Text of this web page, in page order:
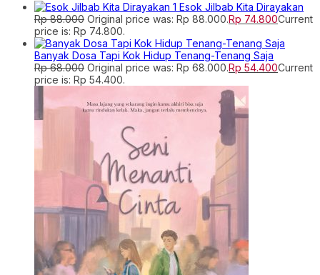
Esok Jilbab Kita Dirayakan
Rp88.000 Original price was: Rp 88.000.Rp 74.800Current
price is: Rp 74.800.
Banyak Dosa Tapi Kok Hidup Tenang-Tenang Saja
Rp68.000 Original price was: Rp 68.000.Rp 54.400Current
price is: Rp 54.400.